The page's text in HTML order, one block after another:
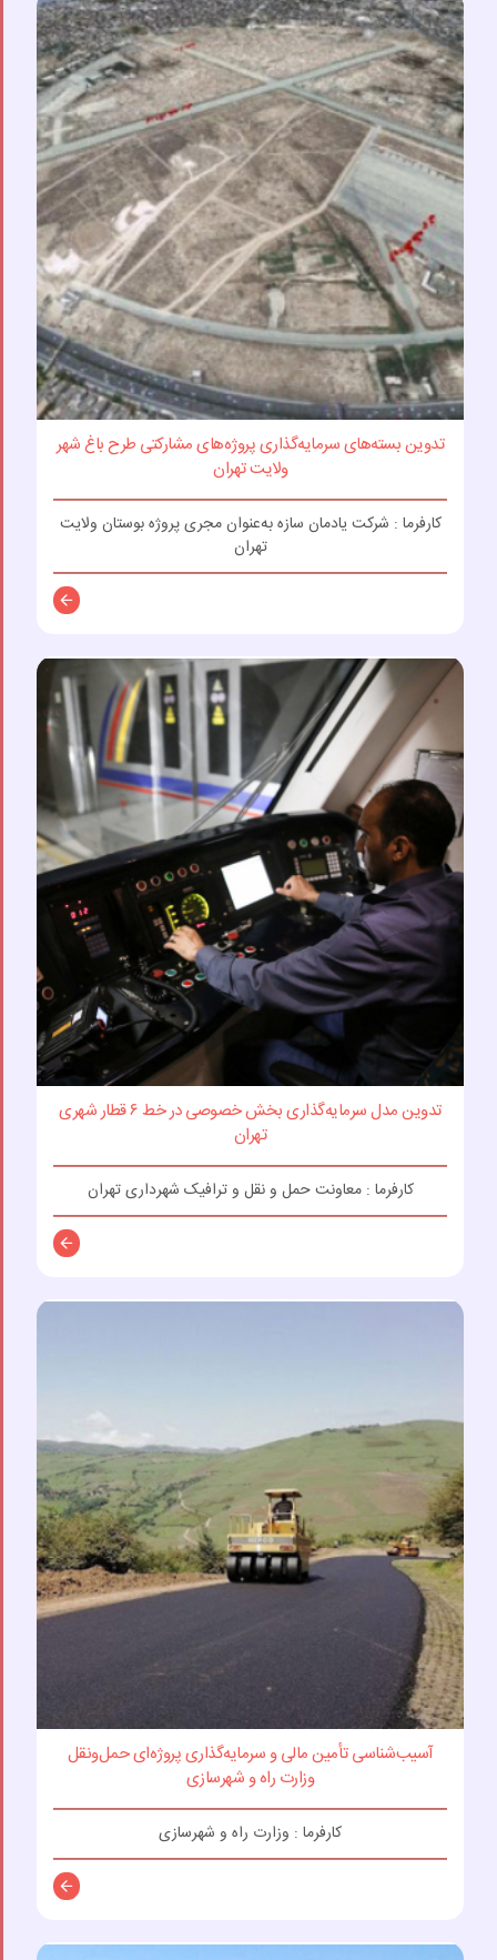
تدوین بسته‌های سرمایه‌گذاری پروژه‌های مشارکتی طرح باغ شهر
ولایت تهران
کارفرما : شرکت یادمان سازه به‌عنوان مجری پروژه بوستان ولایت
تهران
تدوین مدل سرمایه‌گذاری بخش خصوصی در خط ۶ قطار شهری
تهران
کارفرما : معاونت حمل و نقل و ترافیک شهرداری تهران
آسیب‌شناسی تأمین مالی و سرمایه‌گذاری پروژه‌ای حمل‌ونقل
وزارت راه و شهرسازی
کارفرما : وزارت راه و شهرسازی